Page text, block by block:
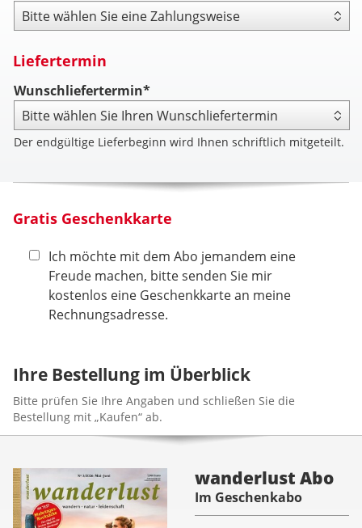
Zahlungsweise
Liefertermin
Wunschliefertermin*
Der endgültige Lieferbeginn wird Ihnen schriftlich mitgeteilt.
Gratis Geschenkkarte
Ich möchte mit dem Abo jemandem eine
Freude machen, bitte senden Sie mir
kostenlos eine Geschenkkarte an meine
Rechnungsadresse.
Ihre Bestellung im Überblick
Bitte prüfen Sie Ihre Angaben und schließen Sie die
Bestellung mit „Kaufen“ ab.
wanderlust Abo
Im Geschenkabo